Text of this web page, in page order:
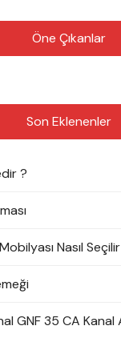
Öne Çıkanlar
Son Eklenenler
?
Nasıl
GNF 35 CA Kanal